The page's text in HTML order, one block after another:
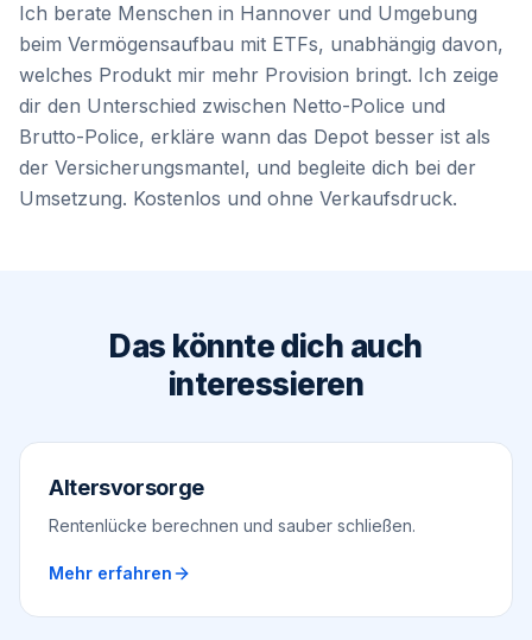
Ich berate Menschen in Hannover und Umgebung
beim Vermögensaufbau mit ETFs, unabhängig davon,
welches Produkt mir mehr Provision bringt. Ich zeige
dir den Unterschied zwischen Netto-Police und
Brutto-Police, erkläre wann das Depot besser ist als
der Versicherungsmantel, und begleite dich bei der
Umsetzung. Kostenlos und ohne Verkaufsdruck.
Das könnte dich auch
interessieren
Altersvorsorge
Rentenlücke berechnen und sauber schließen.
Mehr erfahren